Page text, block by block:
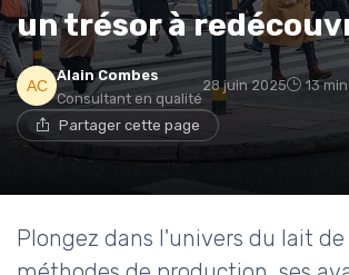
un trésor à
Alain Combes
Consultant en qualité
28 juin 2025 13
Partager cette page
Plongez dans l'univers du lait de